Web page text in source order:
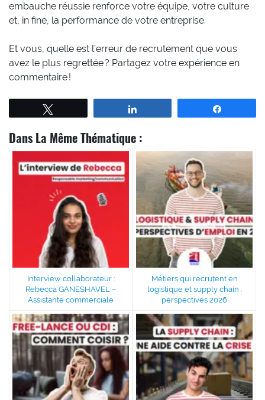
embauche réussie renforce votre équipe, votre culture
et, in fine, la performance de votre entreprise.
Et vous, quelle est l’erreur de recrutement que vous
avez le plus regrettée ? Partagez votre expérience en
commentaire !
Dans La Même Thématique :
Interview collaborateur :
Rebecca GANESHAVEL –
Assistante commerciale
Métiers qui recrutent en
logistique et supply chain :
perspectives 2026